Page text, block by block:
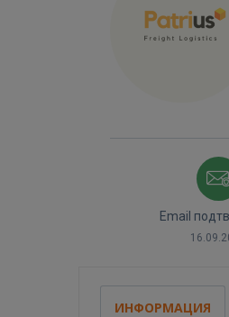
Email
ИНФОРМАЦИЯ